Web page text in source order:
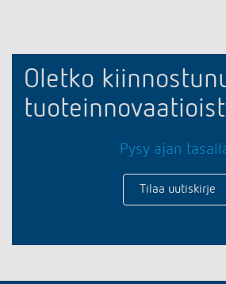
Oletko
Pysy ajan
Tilaa uutiskirje